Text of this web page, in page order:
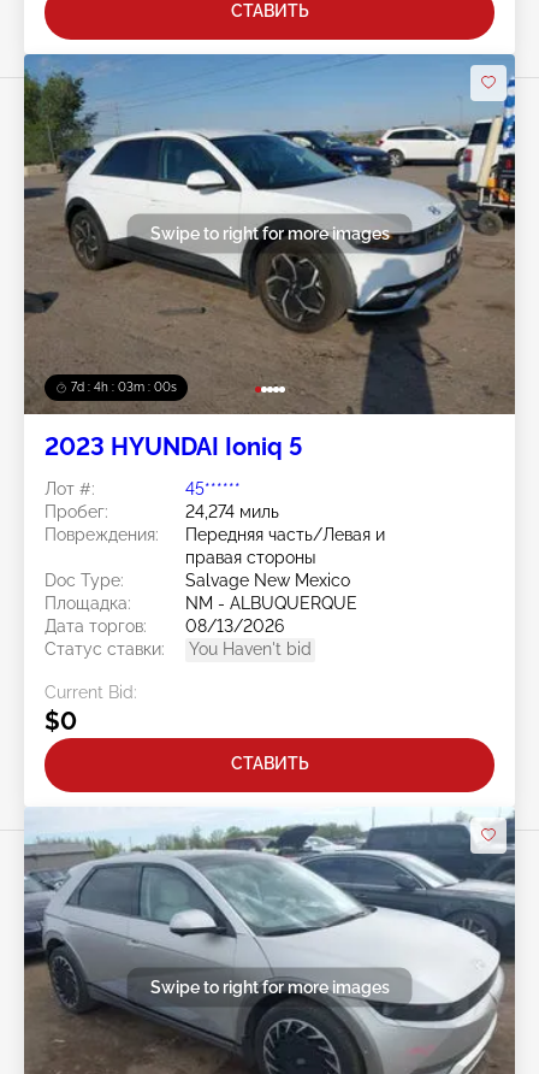
СТАВИТЬ
7d : 4h : 02m : 57s
Swipe to right for more images
2023 HYUNDAI Ioniq 5
Лот #:
45******
Пробег:
24,274 миль
Повреждения:
Передняя часть/Левая и
правая стороны
Doc Type:
Salvage New Mexico
Площадка:
NM - ALBUQUERQUE
Дата торгов:
08/13/2026
Статус ставки:
You Haven't bid
Current Bid:
$0
СТАВИТЬ
Swipe to right for more images